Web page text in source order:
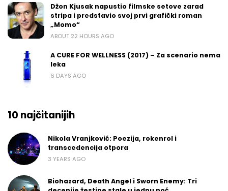
Džon Kjusak napustio filmske setove zarad
stripa i predstavio svoj prvi grafički roman
„Momo“
ABOUT 22 HOURS AGO
A CURE FOR WELLNESS (2017) – Za scenario nema
leka
6 DAYS AGO
10 najčitanijih
Nikola Vranjković: Poezija, rokenrol i
transcedencija otpora
3 YEARS AGO
Biohazard, Death Angel i Sworn Enemy: Tri